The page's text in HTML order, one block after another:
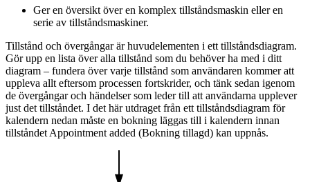
Ger en översikt över en komplex tillståndsmaskin eller en
serie av tillståndsmaskiner.
Tillstånd och övergångar är huvudelementen i ett tillståndsdiagram.
Gör upp en lista över alla tillstånd som du behöver ha med i ditt
diagram – fundera över varje tillstånd som användaren kommer att
uppleva allt eftersom processen fortskrider, och tänk sedan igenom
de övergångar och händelser som leder till att användarna upplever
just det tillståndet. I det här utdraget från ett tillståndsdiagram för
kalendern nedan måste en bokning läggas till i kalendern innan
tillståndet Appointment added (Bokning tillagd) kan uppnås.